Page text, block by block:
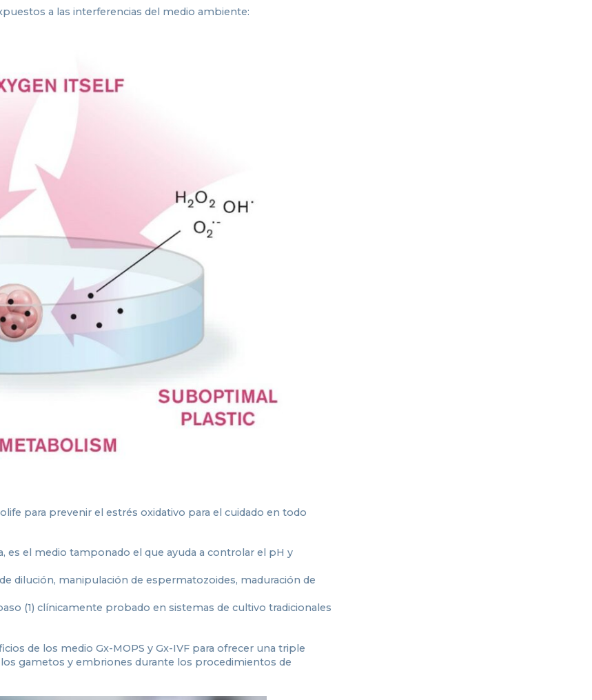
a las interferencias del medio ambiente:
para prevenir el estrés oxidativo para el cuidado en todo
es el medio tamponado el que ayuda a controlar el pH y
dilución, manipulación de espermatozoides, maduración de
(1) clínicamente probado en sistemas de cultivo tradicionales
de los medio Gx-MOPS y Gx-IVF para ofrecer una triple
gametos y embriones durante los procedimientos de